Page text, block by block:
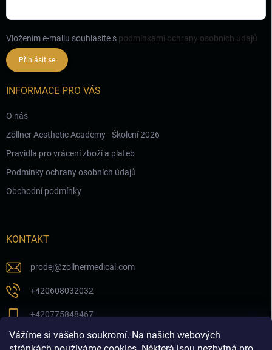
Vážíme si vašeho soukromí. Na našich webových
Vložením e-mailu souhlasíte s podmínkami ochrany osobních údajů
Přihlásit se
INFORMACE PRO VÁS
O nás
Zöllner Aesthetic Academy - Školení 2026
Pravidla pro vrácení zboží a plateb
Podmínky ochrany osobních údajů
Obchodní podmínky
KONTAKT
prodej@zollnermedical.com
+420608032032
+420775848467
Sledujte nás na našem FB profilu